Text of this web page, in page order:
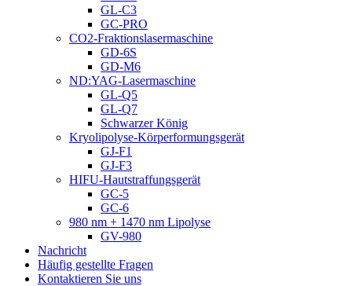
GL-C3
GC-PRO
CO2-Fraktionslasermaschine
GD-6S
GD-M6
ND:YAG-Lasermaschine
GL-Q5
GL-Q7
Schwarzer König
Kryolipolyse-Körperformungsgerät
GJ-F1
GJ-F3
HIFU-Hautstraffungsgerät
GC-5
GC-6
980 nm + 1470 nm Lipolyse
GV-980
Nachricht
Häufig gestellte Fragen
Kontaktieren Sie uns